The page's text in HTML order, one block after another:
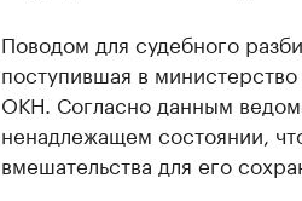
Поводом для судебного
поступившая в
ОКН. Согласно данным
ненадлежащем состоянии,
вмешательства для его